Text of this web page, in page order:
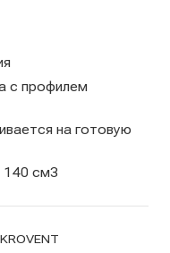
с профилем
на готовую
140 см3